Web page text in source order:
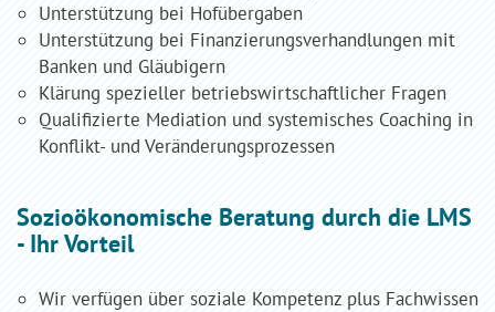
Unterstützung bei Hofübergaben
Unterstützung bei Finanzierungsverhandlungen mit
Banken und Gläubigern
Klärung spezieller betriebswirtschaftlicher Fragen
Qualifizierte Mediation und systemisches Coaching in
Konflikt- und Veränderungsprozessen
Sozioökonomische Beratung durch die LMS
- Ihr Vorteil
Wir verfügen über soziale Kompetenz plus Fachwissen